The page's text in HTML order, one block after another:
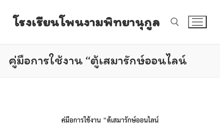
โรงเรียนโพนงามพิทยานุกูล
Search for:
คู่มือการใช้งาน “ตู้เสมารักษ์ออนไลน์